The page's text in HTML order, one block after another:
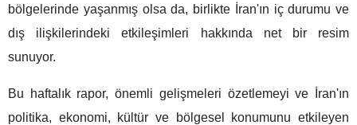
bölgelerinde yaşanmış olsa da, birlikte İran'ın iç durumu ve
dış ilişkilerindeki etkileşimleri hakkında net bir resim
sunuyor.
Bu haftalık rapor, önemli gelişmeleri özetlemeyi ve İran'ın
politika, ekonomi, kültür ve bölgesel konumunu etkileyen